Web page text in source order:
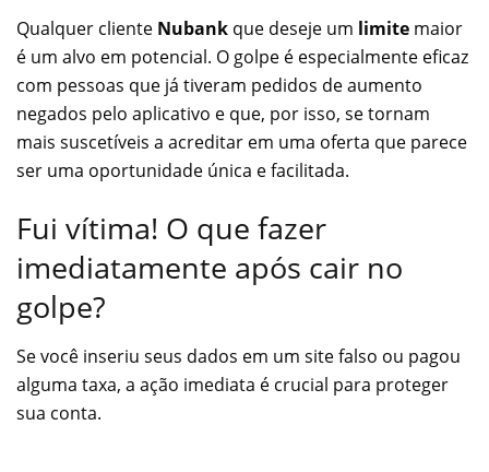
Qualquer cliente Nubank que deseje um limite maior
é um alvo em potencial. O golpe é especialmente eficaz
com pessoas que já tiveram pedidos de aumento
negados pelo aplicativo e que, por isso, se tornam
mais suscetíveis a acreditar em uma oferta que parece
ser uma oportunidade única e facilitada.
Fui vítima! O que fazer
imediatamente após cair no
golpe?
Se você inseriu seus dados em um site falso ou pagou
alguma taxa, a ação imediata é crucial para proteger
sua conta.